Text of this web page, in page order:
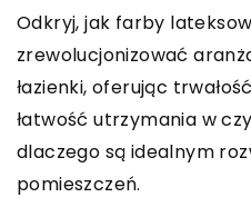
Odkryj, jak farby
zrewolucjonizować
łazienki, oferując
łatwość utrzymania w
dlaczego są idealnym
pomieszczeń.